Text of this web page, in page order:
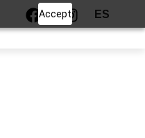
Accept ES